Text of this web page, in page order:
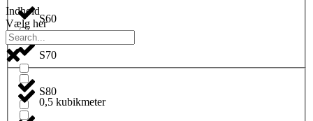
S60
S70
S80
Indhold
Vælg her
0,5 kubikmeter